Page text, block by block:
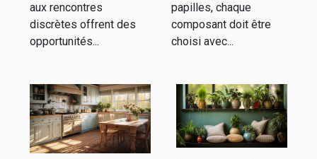
aux rencontres
discrètes offrent des
opportunités...
papilles, chaque
composant doit être
choisi avec...